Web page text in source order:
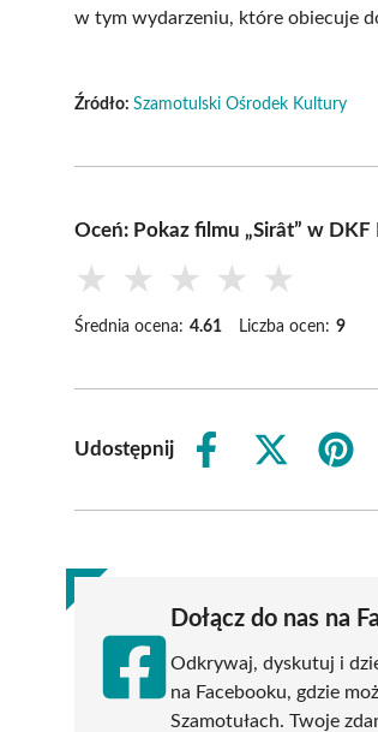
w tym wydarzeniu, które obiecuje
Źródło: Szamotulski Ośrodek Kultury
Oceń: Pokaz filmu „Sirât” w
★ ★ ★ ★ ★
Średnia ocena: 4.61 Liczba ocen: 9
Udostępnij
Share
Share
(Twitter)
Share
Dołącz do nas na
Odkrywaj, dyskutuj i
na Facebooku, gdzie
Szamotułach. Twoje